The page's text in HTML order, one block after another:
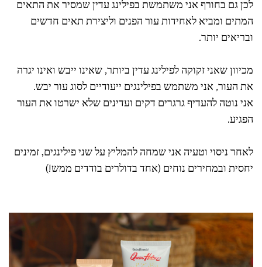
לכן גם בחורף אני משתמשת בפילינג עדין שמסיר את התאים
המתים ומביא לאחידות עור הפנים וליצירת תאים חדשים
ובריאים יותר.
מכיוון שאני זקוקה לפילינג עדין ביותר, שאינו ייבש ואינו יגרה
את העור, אני משתמש בפילינגים ייעודיים לסוג עור יבש.
אני נוטה להעדיף גרגרים דקים ועדינים שלא ישרטו את העור
הפגיע.
לאחר ניסוי וטעיה אני שמחה להמליץ על שני פילינגים, זמינים
יחסית ובמחירים נוחים (אחד בדולרים בודדים ממש!)